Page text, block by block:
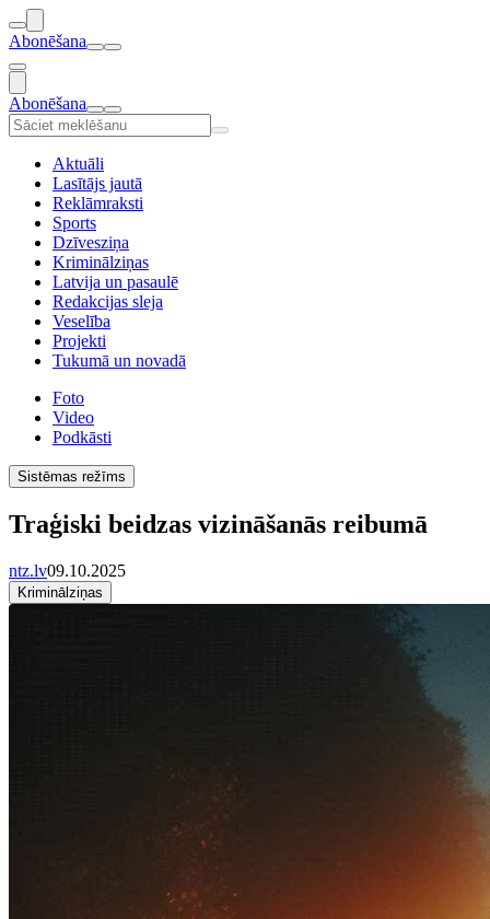
Abonēšana
Abonēšana
Aktuāli
Lasītājs jautā
Reklāmraksti
Sports
Dzīvesziņa
Kriminālziņas
Latvija un pasaulē
Redakcijas sleja
Veselība
Projekti
Tukumā un novadā
Foto
Video
Podkāsti
Sistēmas režīms
Traģiski beidzas vizināšanās reibumā
ntz.lv09.10.2025
Kriminālziņas